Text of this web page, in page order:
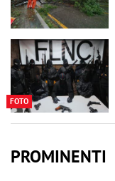
FOTO
PROMINENTI